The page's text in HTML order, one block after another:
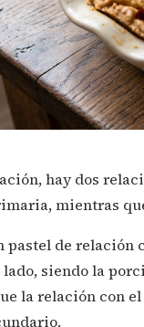
hay dos
mientras
pastel de relación
lado, siendo la
la relación con